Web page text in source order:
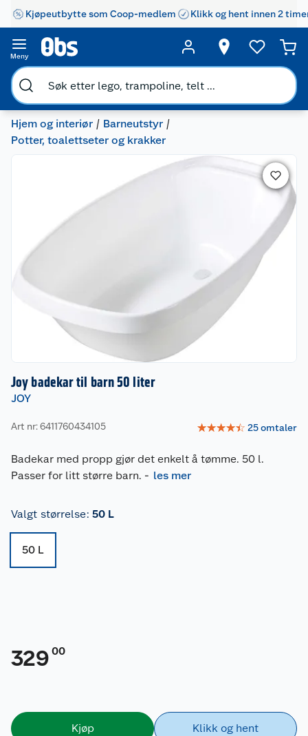
Kjøpeutbytte som Coop-medlem Klikk og hent innen 2
Meny
Hjem og interiør
Barneutstyr
Potter, toalettseter og krakker
Joy badekar til barn 50 liter
JOY
Art nr: 6411760434105 ☆☆☆☆☆ 25omtaler
Badekar med propp gjør det enkelt å tømme. 50 l.
Passer for litt større barn. - les mer
Valgt størrelse: 50 L
50 L
329 00
Kjøp Klikk og hent